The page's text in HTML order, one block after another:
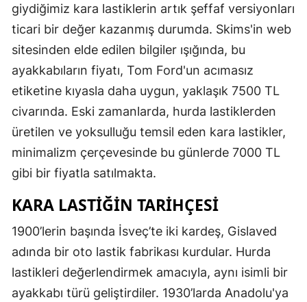
giydiğimiz kara lastiklerin artık şeffaf versiyonları
ticari bir değer kazanmış durumda. Skims'in web
sitesinden elde edilen bilgiler ışığında, bu
ayakkabıların fiyatı, Tom Ford'un acımasız
etiketine kıyasla daha uygun, yaklaşık 7500 TL
civarında. Eski zamanlarda, hurda lastiklerden
üretilen ve yoksulluğu temsil eden kara lastikler,
minimalizm çerçevesinde bu günlerde 7000 TL
gibi bir fiyatla satılmakta.
KARA LASTIĞIN TARIHÇESI
1900’lerin başında İsveç’te iki kardeş, Gislaved
adında bir oto lastik fabrikası kurdular. Hurda
lastikleri değerlendirmek amacıyla, aynı isimli bir
ayakkabı türü geliştirdiler. 1930’larda Anadolu'ya